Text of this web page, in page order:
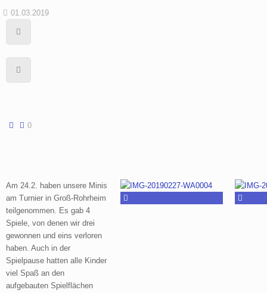
01.03.2019
0
Am 24.2. haben unsere Minis
am Turnier in Groß-Rohrheim
teilgenommen. Es gab 4
Spiele, von denen wir drei
gewonnen und eins verloren
haben. Auch in der
Spielpause hatten alle Kinder
viel Spaß an den
aufgebauten Spielflächen